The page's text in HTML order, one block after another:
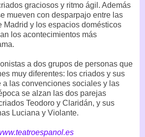
graciosos y ritmo ágil. Además
mueven con desparpajo entre las
Madrid y los espacios domésticos
los acontecimientos más
a dos grupos de personas que
muy diferentes: los criados y sus
a las convenciones sociales y las
se alzan las dos parejas
Teodoro y Claridán, y sus
Luciana y Violante.